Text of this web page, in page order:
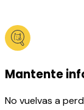
Mantente
No vuelvas a